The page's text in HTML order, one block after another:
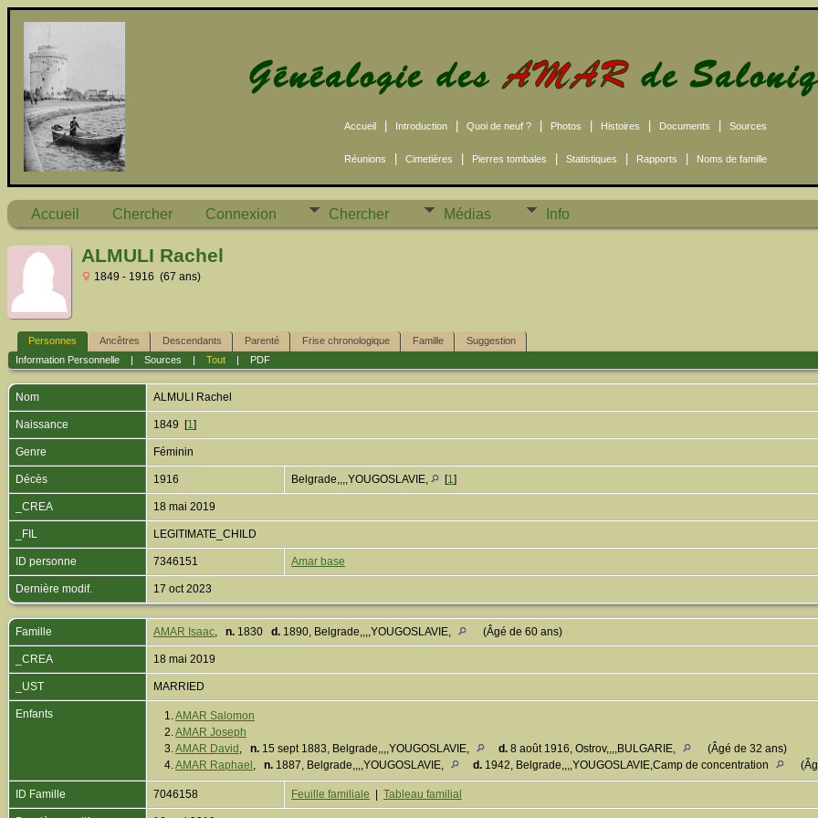
Accueil Introduction Quoi de neuf ? Photos Histoires Documents Sources
Réunions Cimetières Pierres tombales Statistiques Rapports Noms de famille
Accueil Chercher Connexion Chercher Médias Info
ALMULI Rachel
1849 - 1916 (67 ans)
Personnes Ancêtres Descendants Parenté Frise chronologique Famille
Suggestion
Information Personnelle| Sources Tout| PDF
Nom ALMULI Rachel
Naissance 1849 [1]
Genre Féminin
Décès 1916 Belgrade,,,,YOUGOSLAVIE, [1]
_CREA 18 mai 2019
_FIL LEGITIMATE_CHILD
ID personne 7346151 Amar base
Dernière modif. 17 oct 2023
Famille AMAR Isaac, n. 1830 d. 1890, Belgrade,,,,YOUGOSLAVIE, (Âgé de 60 ans)
_CREA 18 mai 2019
_UST MARRIED
Enfants 1.AMAR Salomon
2.AMAR Joseph
3.AMAR David , n. 15 sept 1883, Belgrade,,,,YOUGOSLAVIE, d. 8 août 1916, Ostrov,,,,BULGARIE,
(Âgé de 32 ans)
4.AMAR Raphael , n. 1887, Belgrade,,,,YOUGOSLAVIE, d. 1942, Belgrade,,,,YOUGOSLAVIE,Camp de concentration
ID Famille 7046158 Feuille familiale Tableau familial